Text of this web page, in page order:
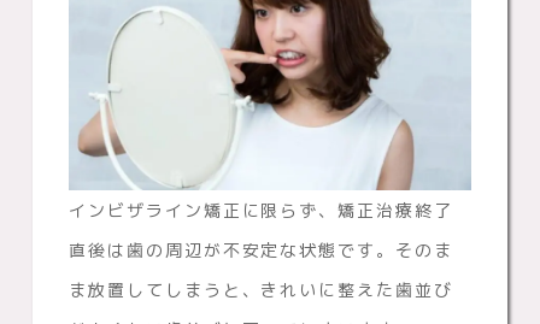
インビザライン矯正に限らず、矯正治療終了
直後は歯の周辺が不安定な状態です。そのま
ま放置してしまうと、きれいに整えた歯並び